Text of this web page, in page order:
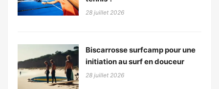
28 juillet 2026
Biscarrosse surfcamp pour une
initiation au surf en douceur
28 juillet 2026